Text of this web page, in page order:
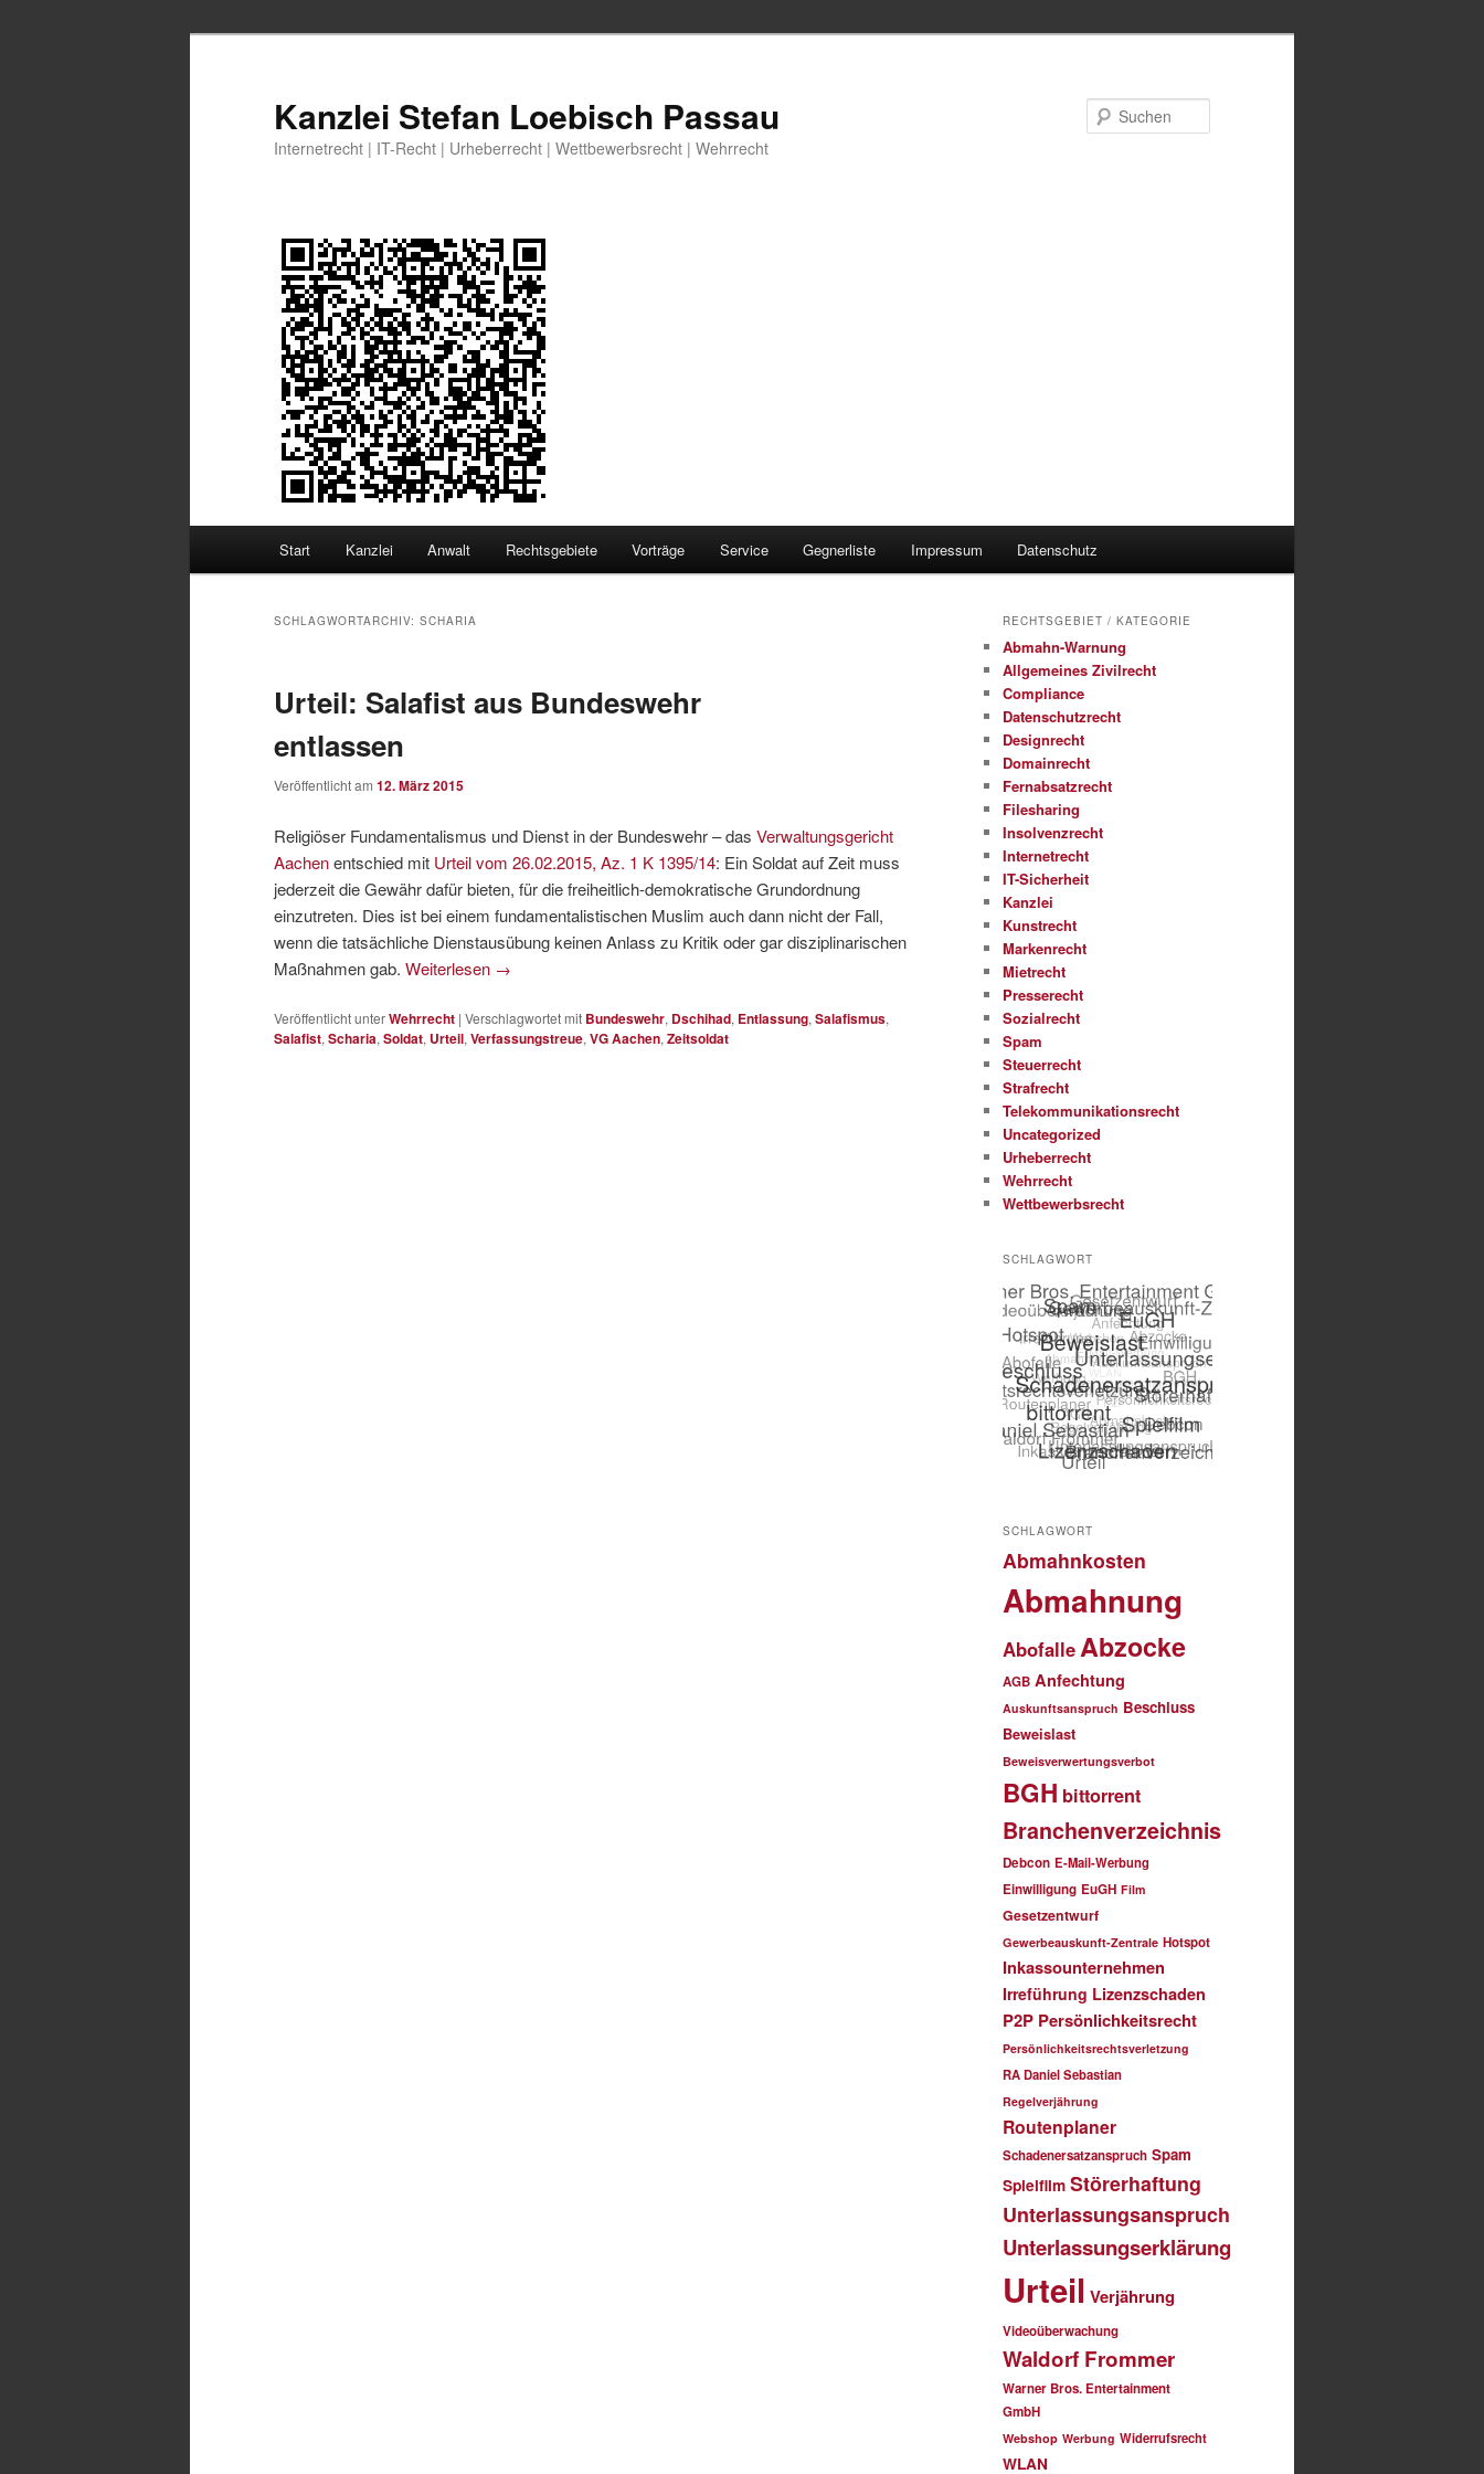
Kanzlei Stefan Loebisch Passau
Internetrecht | IT-Recht | Urheberrecht | Wettbewerbsrecht | Wehrrecht
Start Kanzlei Anwalt Rechtsgebiete Vorträge Service Gegnerliste Impressum Datenschutz
SCHLAGWORTARCHIV: SCHARIA
Urteil: Salafist aus Bundeswehr
entlassen
Veröffentlicht am 12. März 2015
Religiöser Fundamentalismus und Dienst in der Bundeswehr – das Verwaltungsgericht
Aachenentschied mit Urteil vom 26.02.2015, Az. 1 K 1395/14: Ein Soldat auf Zeit muss
jederzeit die Gewähr dafür bieten, für die freiheitlich-demokratische Grundordnung
einzutreten. Dies ist bei einem fundamentalistischen Muslim auch dann nicht der Fall,
wenn die tatsächliche Dienstausübung keinen Anlass zu Kritik oder gar disziplinarischen
Maßnahmen gab. Weiterlesen →
Veröffentlicht unterWehrrecht | Verschlagwortet mit Bundeswehr, Dschihad, Entlassung, Salafismus,
Salafist, Scharia, Soldat, Urteil, Verfassungstreue, VG Aachen, Zeitsoldat
RECHTSGEBIET / KATEGORIE
Abmahn-Warnung
Allgemeines Zivilrecht
Compliance
Datenschutzrecht
Designrecht
Domainrecht
Fernabsatzrecht
Filesharing
Insolvenzrecht
Internetrecht
IT-Sicherheit
Kanzlei
Kunstrecht
Markenrecht
Mietrecht
Presserecht
Sozialrecht
Spam
Steuerrecht
Strafrecht
Telekommunikationsrecht
Uncategorized
Urheberrecht
Wehrrecht
Wettbewerbsrecht
SCHLAGWORT
SCHLAGWORT
Abmahnkosten
Abmahnung
AbofalleAbzocke
AGB Anfechtung
Auskunftsanspruch Beschluss
Beweislast
Beweisverwertungsverbot
BGH bittorrent
Branchenverzeichnis
Debcon E-Mail-Werbung
Einwilligung EuGH Film
Gesetzentwurf
Gewerbeauskunft-Zentrale Hotspot
Inkassounternehmen
Irreführung Lizenzschaden
P2P Persönlichkeitsrecht
Persönlichkeitsrechtsverletzung
RA Daniel Sebastian
Regelverjährung
Routenplaner
Schadenersatzanspruch Spam
Spielfilm Störerhaftung
Unterlassungsanspruch
Unterlassungserklärung
Urteil Verjährung
Videoüberwachung
Waldorf Frommer
Warner Bros. Entertainment
GmbH
Webshop Werbung Widerrufsrecht
WLAN